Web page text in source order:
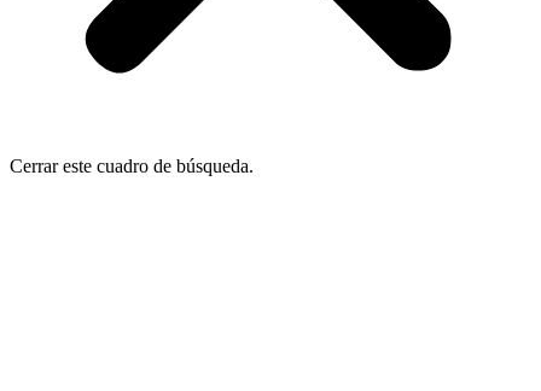
Cerrar este cuadro de búsqueda.